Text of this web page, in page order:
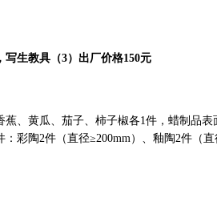
生教具（3）出厂价格150元
蕉、黄瓜、茄子、柿子椒各1件，蜡制品
彩陶2件（直径≥200mm）、釉陶2件（